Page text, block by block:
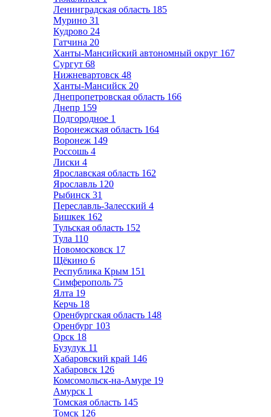
Ленинградская область 185
Мурино 31
Кудрово 24
Гатчина 20
Ханты-Мансийский автономный округ 167
Сургут 68
Нижневартовск 48
Ханты-Мансийск 20
Днепропетровская область 166
Днепр 159
Подгородное 1
Воронежская область 164
Воронеж 149
Россошь 4
Лиски 4
Ярославская область 162
Ярославль 120
Рыбинск 31
Переславль-Залесский 4
Бишкек 162
Тульская область 152
Тула 110
Новомосковск 17
Щёкино 6
Республика Крым 151
Симферополь 75
Ялта 19
Керчь 18
Оренбургская область 148
Оренбург 103
Орск 18
Бузулук 11
Хабаровский край 146
Хабаровск 126
Комсомольск-на-Амуре 19
Амурск 1
Томская область 145
Томск 126